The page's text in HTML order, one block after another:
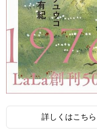
詳しくはこちら